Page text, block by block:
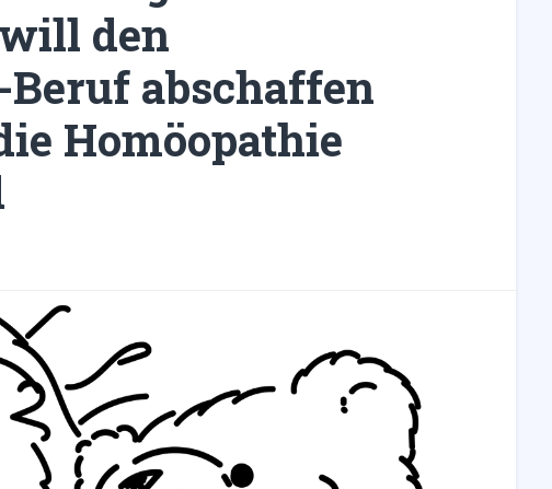
den
abschaffen
Homöopathie